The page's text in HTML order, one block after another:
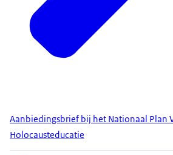
Aanbiedingsbrief bij het Nationaal Plan
Holocausteducatie